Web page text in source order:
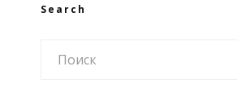
Search